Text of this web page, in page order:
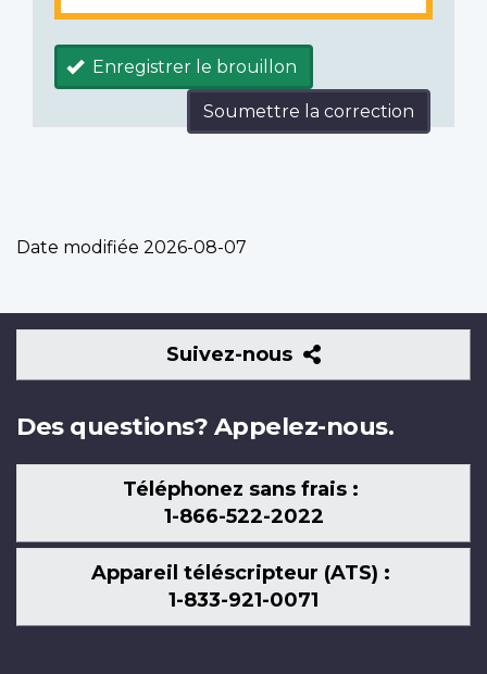
Enregistrer le brouillon
Soumettre la correction
Date modifiée 2026-08-07
Suivez-nous
Suivez-
nous
Des questions? Appelez-nous.
Téléphonez sans frais :
1-866-522-2022
Appareil téléscripteur (ATS) :
1-833-921-0071